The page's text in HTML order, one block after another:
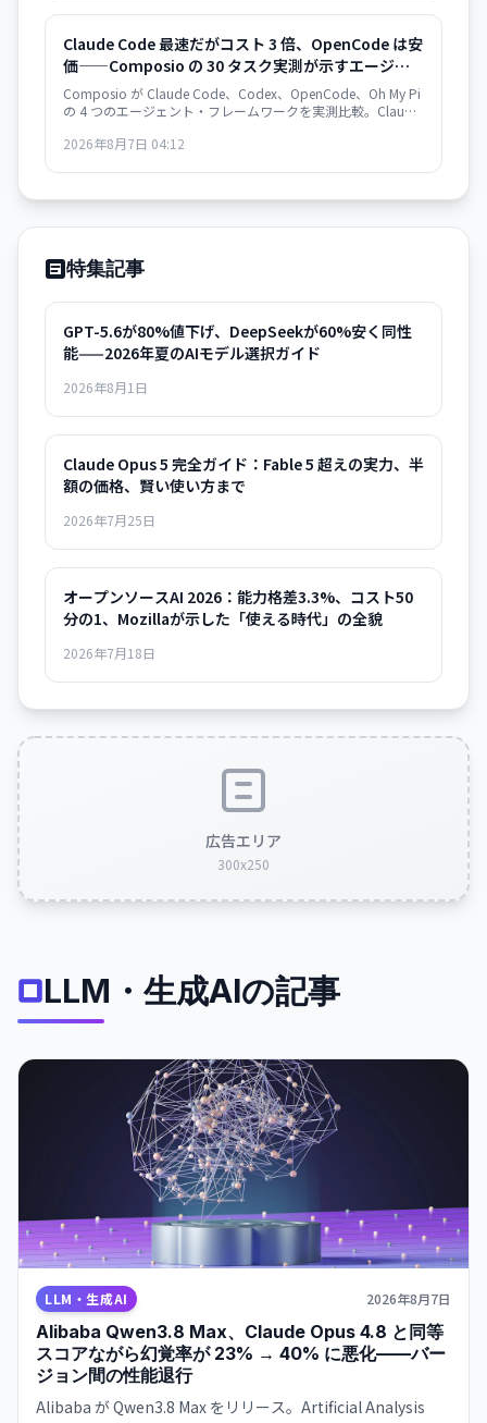
Claude Code 最速だがコスト 3 倍、OpenCode は安
価——Composio の 30 タスク実測が示すエージェン
ト・フレームワークの選択基準
Composio が Claude Code、Codex、OpenCode、Oh My Pi
の 4 つのエージェント・フレームワークを実測比較。Claude
OpenCode は $0.073 で 2.7 倍安いが遅い。成功率は接近。
2026年8月7日 04:12
特集記事
GPT-5.6が80%値下げ、DeepSeekが60%安く同性
能——2026年夏のAIモデル選択ガイド
2026年8月1日
Claude Opus 5 完全ガイド：Fable 5 超えの実力、半
額の価格、賢い使い方まで
2026年7月25日
オープンソースAI 2026：能力格差3.3%、コスト50
分の1、Mozillaが示した「使える時代」の全貌
2026年7月18日
広告エリア
300x250
LLM・生成AIの記事
LLM・生成AI 2026年8月7日
Alibaba Qwen3.8 Max、Claude Opus 4.8 と同等
スコアながら幻覚率が 23% → 40% に悪化——バー
ジョン間の性能退行
Alibaba が Qwen3.8 Max をリリース。Artificial Analysis